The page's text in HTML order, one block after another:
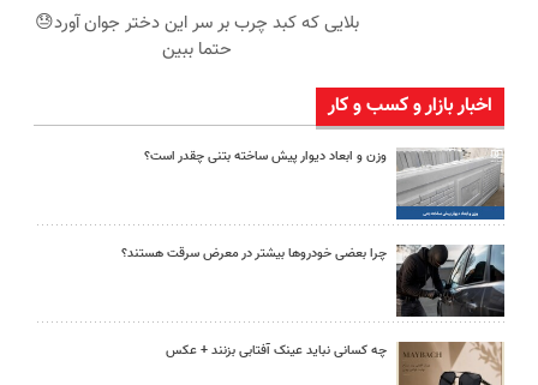
بلایی که کبد چرب بر سر این دختر جوان آورد😓
حتما ببین
اخبار بازار و کسب و کار
وزن و ابعاد دیوار پیش ساخته بتنی چقدر است؟
چرا بعضی خودروها بیشتر در معرض سرقت هستند؟
چه کسانی نباید عینک آفتابی بزنند + عکس